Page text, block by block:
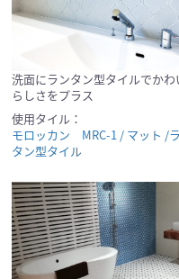
洗面にランタン型タイルでかわ
らしさをプラス
使用タイル：
モロッカン MRC-1 / マット /
タン型タイル